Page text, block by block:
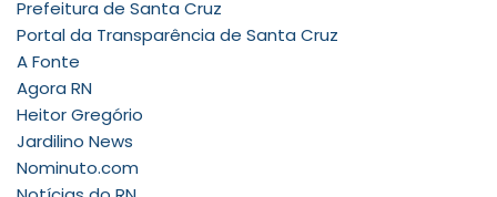
Prefeitura de Santa Cruz
Portal da Transparência de Santa Cruz
A Fonte
Agora RN
Heitor Gregório
Jardilino News
Nominuto.com